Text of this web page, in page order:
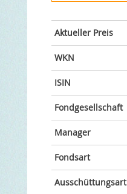
Aktueller Preis
WKN
ISIN
Fondgesellschaft
Manager
Fondsart
Ausschüttungsart